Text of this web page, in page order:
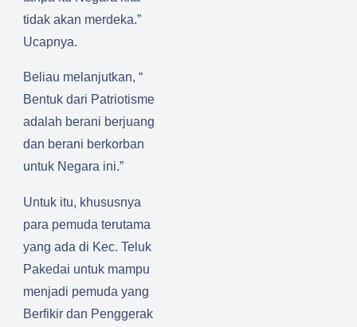
tidak akan merdeka.”
Ucapnya.
Beliau melanjutkan, “
Bentuk dari Patriotisme
adalah berani berjuang
dan berani berkorban
untuk Negara ini.”
Untuk itu, khususnya
para pemuda terutama
yang ada di Kec. Teluk
Pakedai untuk mampu
menjadi pemuda yang
Berfikir dan Penggerak